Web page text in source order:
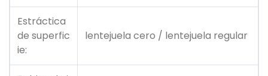
Estráctica
de superfic
ie:
lentejuela cero / lentejuela regular